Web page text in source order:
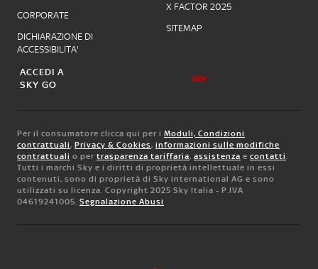
CORPORATE
DICHIARAZIONE DI
ACCESSIBILITA'
X FACTOR 2025
SITEMAP
ACCEDI A
SKY GO
Per il consumatore clicca qui per i Moduli, Condizioni
contrattuali, Privacy & Cookies, informazioni sulle modifiche
contrattuali o per trasparenza tariffaria, assistenza e contatti.
Tutti i marchi Sky e i diritti di proprietà intellettuale in essi
contenuti, sono di proprietà di Sky international AG e sono
utilizzati su licenza. Copyright 2025 Sky Italia - P.IVA
04619241005. Segnalazione Abusi